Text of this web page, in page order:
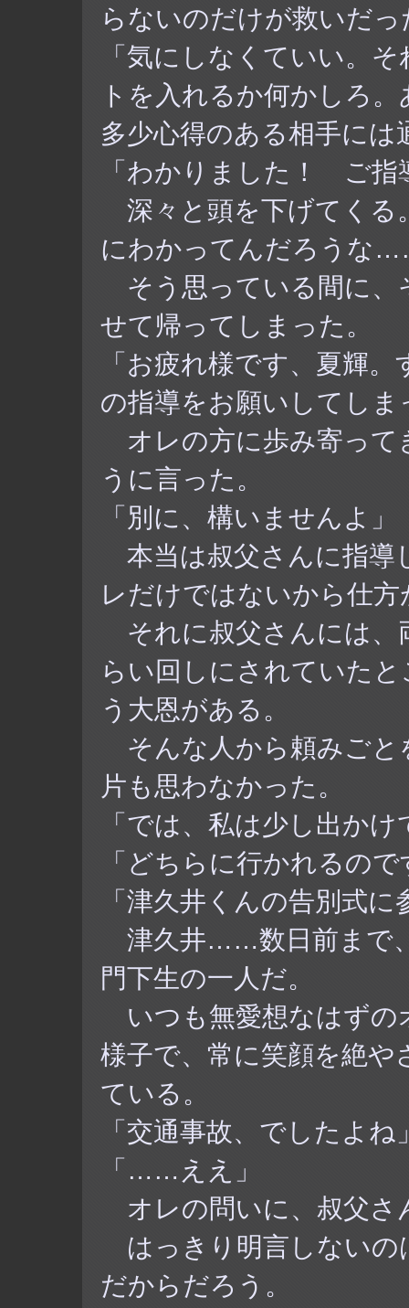
らないのだけが救いだっ
「気にしなくていい。
トを入れるか何かしろ
多少心得のある相手には
「わかりました！ ご指
深々と頭を下げてくる
にわかってんだろうな
そう思っている間に、
せて帰ってしまった。
「お疲れ様です、夏輝
の指導をお願いしてしま
オレの方に歩み寄って
うに言った。
「別に、構いませんよ」
本当は叔父さんに指導
レだけではないから仕方
それに叔父さんには、
らい回しにされていた
う大恩がある。
そんな人から頼みごと
片も思わなかった。
「では、私は少し出か
「どちらに行かれるの
「津久井くんの告別式
津久井……数日前まで
門下生の一人だ。
いつも無愛想なはずの
様子で、常に笑顔を絶
ている。
「交通事故、でしたよね
「……ええ」
オレの問いに、叔父さ
はっきり明言しないの
だからだろう。